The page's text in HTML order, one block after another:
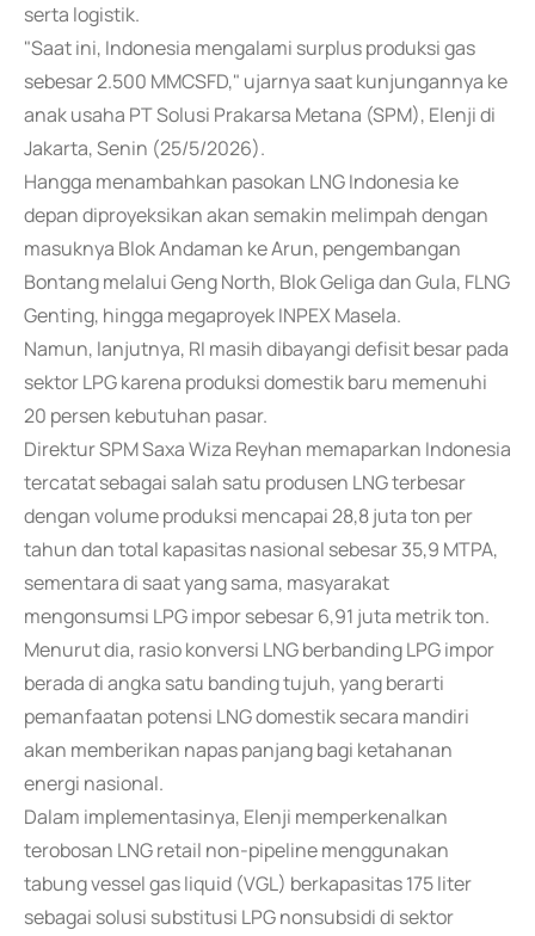
serta logistik.
"Saat ini, Indonesia mengalami surplus produksi gas
sebesar 2.500 MMCSFD," ujarnya saat kunjungannya ke
anak usaha PT Solusi Prakarsa Metana (SPM), Elenji di
Jakarta, Senin (25/5/2026).
Hangga menambahkan pasokan LNG Indonesia ke
depan diproyeksikan akan semakin melimpah dengan
masuknya Blok Andaman ke Arun, pengembangan
Bontang melalui Geng North, Blok Geliga dan Gula, FLNG
Genting, hingga megaproyek INPEX Masela.
Namun, lanjutnya, RI masih dibayangi defisit besar pada
sektor LPG karena produksi domestik baru memenuhi
20 persen kebutuhan pasar.
Direktur SPM Saxa Wiza Reyhan memaparkan Indonesia
tercatat sebagai salah satu produsen LNG terbesar
dengan volume produksi mencapai 28,8 juta ton per
tahun dan total kapasitas nasional sebesar 35,9 MTPA,
sementara di saat yang sama, masyarakat
mengonsumsi LPG impor sebesar 6,91 juta metrik ton.
Menurut dia, rasio konversi LNG berbanding LPG impor
berada di angka satu banding tujuh, yang berarti
pemanfaatan potensi LNG domestik secara mandiri
akan memberikan napas panjang bagi ketahanan
energi nasional.
Dalam implementasinya, Elenji memperkenalkan
terobosan LNG retail non-pipeline menggunakan
tabung vessel gas liquid (VGL) berkapasitas 175 liter
sebagai solusi substitusi LPG nonsubsidi di sektor